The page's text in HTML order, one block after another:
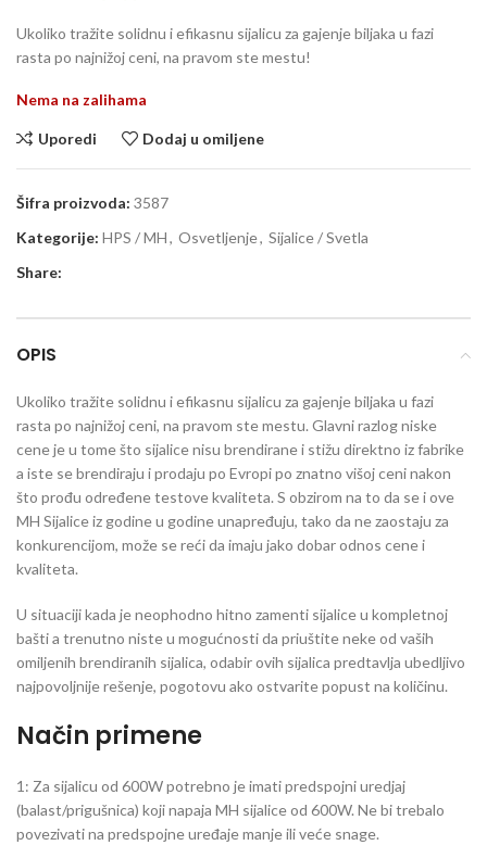
Ukoliko tražite solidnu i efikasnu sijalicu za gajenje biljaka u fazi
rasta po najnižoj ceni, na pravom ste mestu!
Nema na zalihama
Uporedi Dodaj u omiljene
Šifra proizvoda: 3587
Kategorije: HPS / MH, Osvetljenje, Sijalice / Svetla
Share:
OPIS
Ukoliko tražite solidnu i efikasnu sijalicu za gajenje biljaka u fazi
rasta po najnižoj ceni, na pravom ste mestu. Glavni razlog niske
cene je u tome što sijalice nisu brendirane i stižu direktno iz fabrike
a iste se brendiraju i prodaju po Evropi po znatno višoj ceni nakon
što prođu određene testove kvaliteta. S obzirom na to da se i ove
MH Sijalice iz godine u godine unapređuju, tako da ne zaostaju za
konkurencijom, može se reći da imaju jako dobar odnos cene i
kvaliteta.
U situaciji kada je neophodno hitno zamenti sijalice u kompletnoj
bašti a trenutno niste u mogućnosti da priuštite neke od vaših
omiljenih brendiranih sijalica, odabir ovih sijalica predtavlja ubedljivo
najpovoljnije rešenje, pogotovu ako ostvarite popust na količinu.
Način primene
1: Za sijalicu od 600W potrebno je imati predspojni uredjaj
(balast/prigušnica) koji napaja MH sijalice od 600W. Ne bi trebalo
povezivati na predspojne uređaje manje ili veće snage.